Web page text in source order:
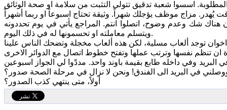
هناك شك وعدم وضوح، اتصلوا انتم. المراجع يأتي في يوم تحددونه
ويتسلم معاملته او تحسمونها له في ذلك اليوم.
وفي داخله طابع بقيمة باوند واحد. مددّوا لي الجواز اسبوعين
في البريد الى الفندق! ونحن لا نزال في مرحلة الصحة صدور؟
أولاً، متى ينتهي كذب الصدور؟